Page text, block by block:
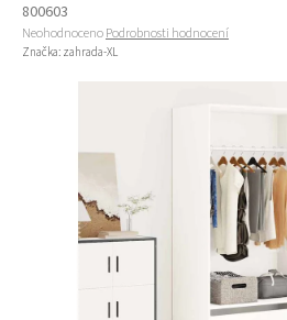
800603
Průměrné hodnocení produktu je 0,0 z 5
NeohodnocenoPodrobnosti hodnocení
Značka: zahrada-XL